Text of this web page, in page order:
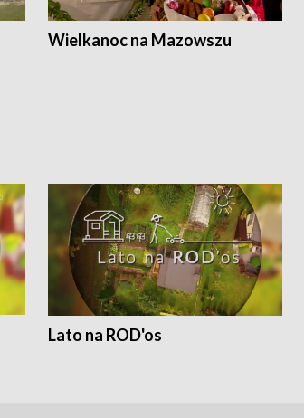
Wielkanoc na Mazowszu
Lato na ROD'os